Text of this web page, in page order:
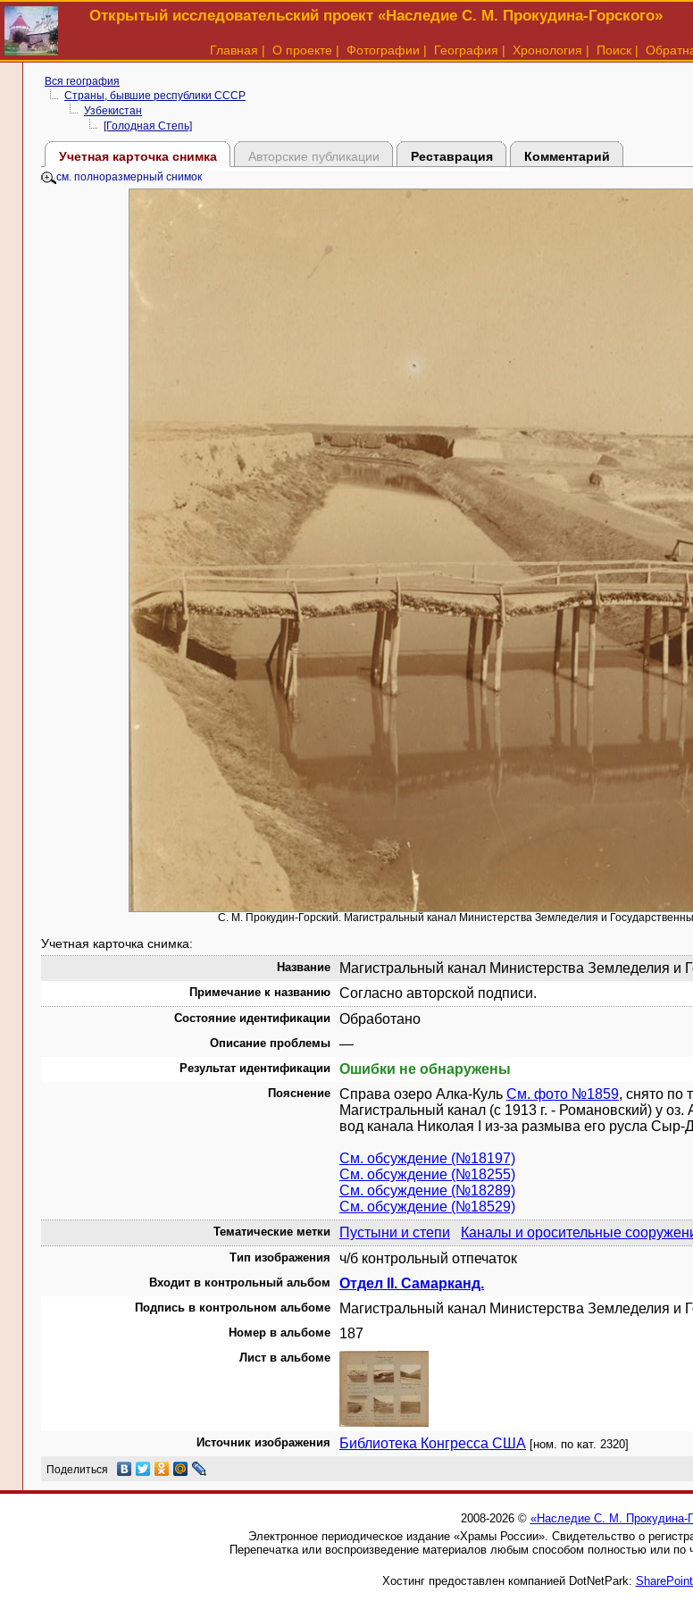
Открытый исследовательский проект «Наследие С. М. Прокудина-Горского»
Главная | О проекте | Фотографии | География | Хронология | Поиск |
Вся география
Страны, бывшие республики СССР
Узбекистан
[Голодная Степь]
Учетная карточка снимка Авторские публикации Реставрация Комментарий
см. полноразмерный снимок
С. М. Прокудин-Горский. Магистральный канал Министерства Земледелия и
Учетная карточка снимка:
Название Магистральный канал Министерства Земледелия и
Примечание к названию Согласно авторской подписи.
Состояние идентификации Обработано
Описание проблемы —
Результат идентификации Ошибки не обнаружены
Пояснение Справа озеро Алка-Куль См. фото №1859, снято по
Магистральный канал (с 1913 г. - Романовский) у оз.
вод канала Николая I из-за размыва его русла Сыр-
См. обсуждение (№18197)
См. обсуждение (№18255)
См. обсуждение (№18289)
См. обсуждение (№18529)
Тематические метки Пустыни и степи Каналы и оросительные
Тип изображения ч/б контрольный отпечаток
Входит в контрольный альбом Отдел II. Самарканд.
Подпись в контрольном альбоме Магистральный канал Министерства Земледелия и
Номер в альбоме 187
Лист в альбоме
Источник изображения Библиотека Конгресса США [ном. по кат. 2320]
Поделиться
2008-2026 © «Наследие С. М. Прокудина-
Электронное периодическое издание «Храмы России». Свидетельство о
Перепечатка или воспроизведение материалов любым способом полностью или по
Хостинг предоставлен компанией DotNetPark: